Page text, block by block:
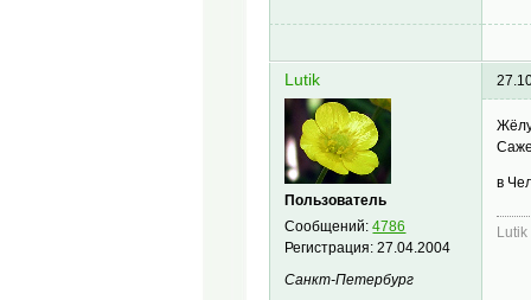
Lutik
Пользователь
Сообщений:4786
Регистрация:27.04.2004
Санкт-Петербург
в
Lutik